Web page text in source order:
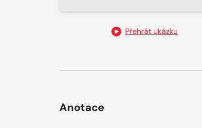
Přehrát ukázku
Anotace